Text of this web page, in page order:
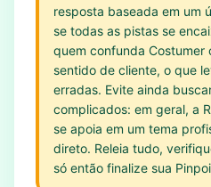
resposta baseada em um
se todas as pistas se
quem confunda Costumer
sentido de cliente, o que
erradas. Evite ainda
complicados: em geral, a
se apoia em um tema
direto. Releia tudo,
só então finalize sua